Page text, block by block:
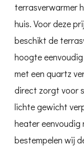
terrasverwarmer
huis. Voor deze
beschikt de
hoogte
met een quartz
direct zorgt voor
lichte gewicht
heater eenvoudig
bestempelen wij